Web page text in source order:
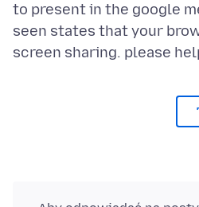
to present in the google
seen states that your